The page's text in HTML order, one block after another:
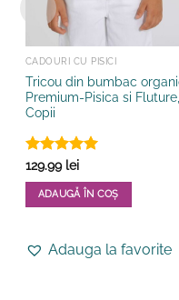
CADOURI CU PISICI
Tricou din bumbac
Premium-Pisica si Fluture,
Copii
Evaluat la
5din 5
129.99 lei
ADAUGĂ ÎN COȘ
are Adauga la favorite